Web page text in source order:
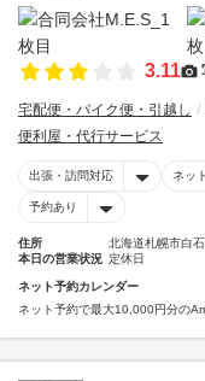
3.11
宅配便・バイク便・引越し
便利屋・代行サービス
出張・訪問対応 ネッ
予約あり
住所
北海道札幌市白
本日の営業状況 定休日
ネット予約カレンダー
ネット予約で最大10,000円分の